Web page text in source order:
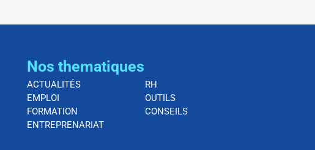
Nos thematiques
ACTUALITÉS
EMPLOI
FORMATION
ENTREPRENARIAT
RH
OUTILS
CONSEILS